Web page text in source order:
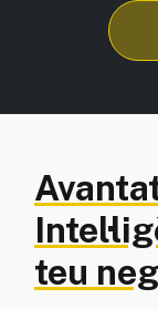
teu